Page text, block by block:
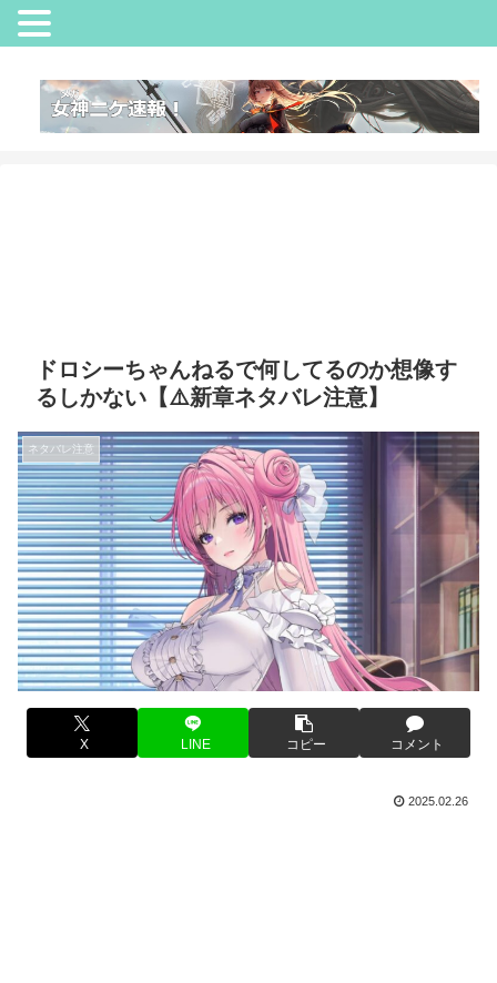
ドロシーちゃんねるで何してるのか想像す
るしかない【⚠️新章ネタバレ注意】
ネタバレ注意
X LINE コピー コメント
2025.02.26